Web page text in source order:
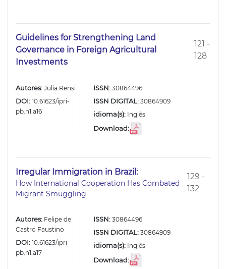
Guidelines for Strengthening Land
Governance in Foreign Agricultural
Investments
121 -
128
Autores: Julia Rensi
DOI: 10.61623/ipri-
pb.n1.a16
ISSN:30864496
ISSN DIGITAL:30864909
idioma(s): Inglês
Download:
Irregular Immigration in Brazil:
How International Cooperation Has Combated
Migrant Smuggling
129 -
132
Autores: Felipe de
Castro Faustino
DOI: 10.61623/ipri-
pb.n1.a17
ISSN:30864496
ISSN DIGITAL:30864909
idioma(s): Inglês
Download: